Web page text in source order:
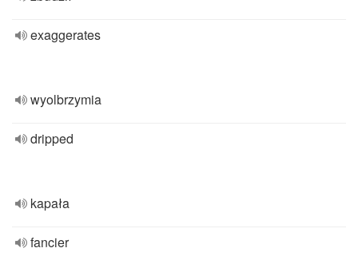
exaggerates
wyolbrzymia
dripped
kapała
fancier